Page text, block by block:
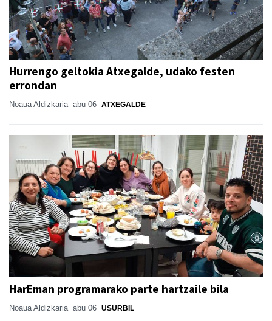
Hurrengo geltokia Atxegalde, udako festen
errondan
Noaua Aldizkaria abu 06 ATXEGALDE
HarEman programarako parte hartzaile bila
Noaua Aldizkaria abu 06 USURBIL